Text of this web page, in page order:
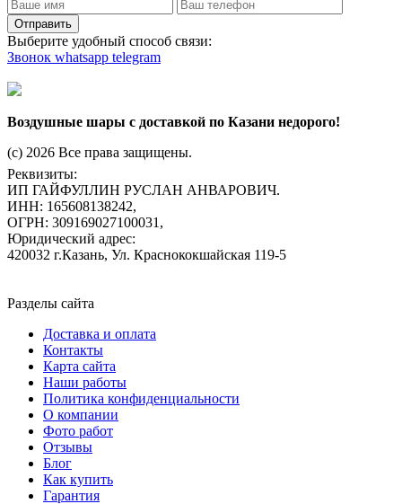
Отправить
Выберите удобный способ связи:
Звонок whatsapp telegram
Воздушные шары с доставкой по Казани недорого!
(c) 2026 Все права защищены.
Реквизиты:
ИП ГАЙФУЛЛИН РУСЛАН АНВАРОВИЧ.
ИНН: 165608138242,
ОГРН: 309169027100031,
Юридический адрес:
420032 г.Казань, Ул. Краснококшайская 119-5
Разделы сайта
Доставка и оплата
Контакты
Карта сайта
Наши работы
Политика конфиденциальности
О компании
Фото работ
Отзывы
Блог
Как купить
Гарантия